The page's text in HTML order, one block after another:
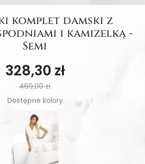
komplet damski z
i kamizelką -
Semi
328,30 zł
469,00 zł
Dostępne kolory